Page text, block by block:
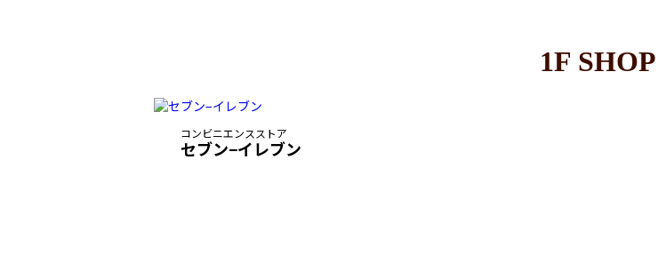
1F SHOP
コンビニエンスストア
セブン−イレブン